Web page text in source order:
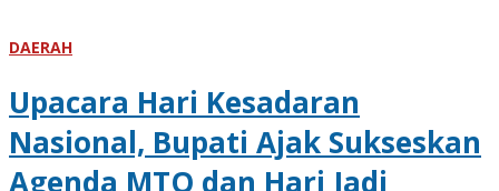
DAERAH
Upacara Hari Kesadaran
Nasional, Bupati Ajak Sukseskan
Agenda MTQ dan Hari Jadi